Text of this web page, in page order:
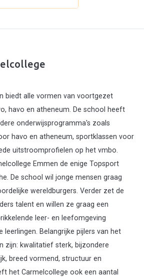
biedt alle vormen van voortgezet
havo en atheneum. De school heeft
onderwijsprogramma's zoals
havo en atheneum, sportklassen voor
uitstroomprofielen op het vmbo.
Emmen de enige Topsport
De school wil jonge mensen graag
wereldburgers. Verder zet de
talent en willen ze graag een
leer- en leefomgeving
leerlingen. Belangrijke pijlers van het
zijn: kwalitatief sterk, bijzondere
breed vormend, structuur en
het Carmelcollege ook een aantal